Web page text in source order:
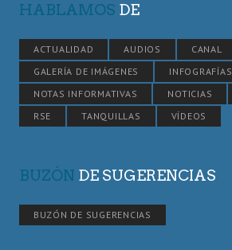
HABLAMOS DE
ACTUALIDAD AUDIOS
CANAL
GALERÍA DE IMÁGENES
INFOGRAFÍAS
NOTAS INFORMATIVAS
NOTICIAS
RSE
TANQUILLAS VÍDEOS
BUZÓN DE SUGERENCIAS
BUZÓN DE SUGERENCIAS